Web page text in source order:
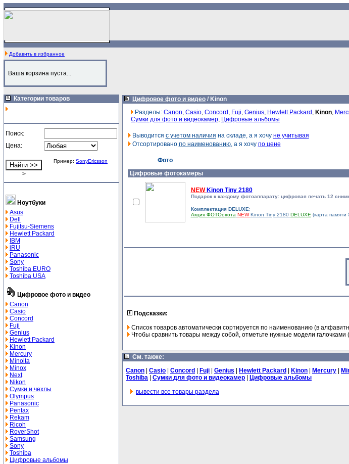
Добавить в избранное
Ваша корзина пуста...
Категории товаров
Поиск:
Цена:
>
Пример: SonyEricsson
Ноутбуки
Asus
Dell
Fujitsu-Siemens
Hewlett Packard
IBM
iRU
Panasonic
Sony
Toshiba EURO
Toshiba USA
Цифровое фото и видео
Canon
Casio
Concord
Fuji
Genius
Hewlett Packard
Kinon
Mercury
Minolta
Minox
Next
Nikon
Сумки и чехлы
Olympus
Panasonic
Pentax
Rekam
Ricoh
RoverShot
Samsung
Sony
Toshiba
Цифровые альбомы
Цифровое фото и видео / Kinon
Разделы: Canon, Casio, Concord , Fuji, Genius, Hewlett Packard , Kinon,
Сумки для фото и видеокамер, Цифровые альбомы
Выводится с учетом наличия на складе, а я хочу не учитывая
Отсортировано по наименованию, а я хочу по цене
Фото
Цифровые фотокамеры
NEW Kinon Tiny 2180
Подарок к каждому фотоаппарату: цифровая печать 12
Комплектация DELUXE:
Акция ФОТОохота NEWKinon Tiny 2180 DELUXE (карта памяти
Подсказки:
Список товаров автоматически сортируется по наименованию (в
Чтобы сравнить товары между собой, отметьте нужные модели
См. также:
Canon
Casio Concord Fuji Genius Hewlett Packard Kinon Mercury
Toshiba
Сумки для фото и видеокамер
Цифровые альбомы
вывести все товары раздела